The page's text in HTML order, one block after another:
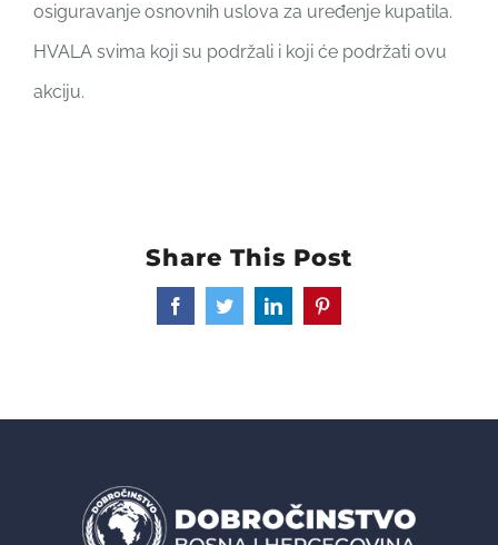
osiguravanje osnovnih uslova za uređenje kupatila.
HVALA svima koji su podržali i koji će podržati ovu
akciju.
Share This Post
FacebookTwitterLinkedInPinterest